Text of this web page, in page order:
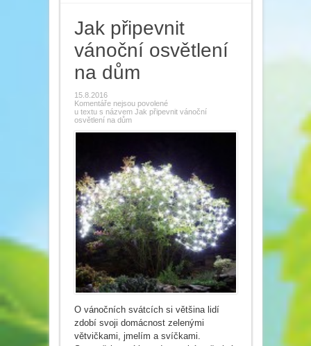
Jak připevnit
vánoční osvětlení
na dům
15.8.2016
Komentáře nejsou povolené
u textu s názvem Jak připevnit vánoční
osvětlení na dům
O vánočních svátcích si většina lidí
zdobí svoji domácnost zelenými
větvičkami, jmelím a svíčkami.